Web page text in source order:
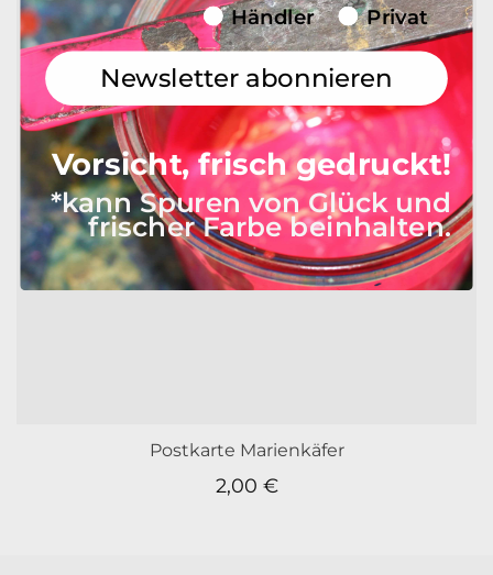
Postkarte Marienkäfer
2,00 €
Endverbraucher/Haendler
Händler Privat
Newsletter abonnieren
Vorsicht, frisch gedruckt!
*kann Spuren von Glück und
frischer Farbe beinhalten.